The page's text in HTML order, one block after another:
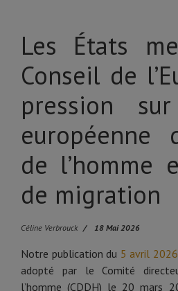
Les États
Conseil de
pression
européenne
de l’homme
de migration
Céline Verbrouck 18 Mai 2026
Notre publication du 5 avril 2026
adopté par le Comité
l’homme (CDDH) le 20 mars